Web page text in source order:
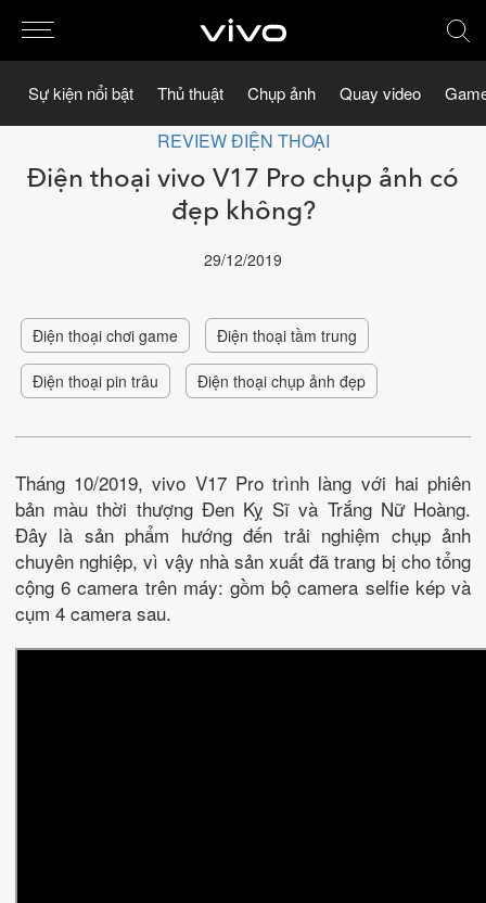
Sự kiện nổi bật Thủ thuật Chụp ảnh Quay video
REVIEW ĐIỆN THOẠI
Điện thoại vivo V17 Pro chụp ảnh có
đẹp không?
29/12/2019
Điện thoại chơi game Điện thoại tầm trung
Điện thoại pin trâu Điện thoại chụp ảnh đẹp
Tháng 10/2019, vivo V17 Pro trình làng với hai phiên
bản màu thời thượng Đen Kỵ Sĩ và Trắng Nữ Hoàng.
Đây là sản phẩm hướng đến trải nghiệm chụp ảnh
chuyên nghiệp, vì vậy nhà sản xuất đã trang bị cho tổng
cộng 6 camera trên máy: gồm bộ camera selfie kép và
cụm 4 camera sau.